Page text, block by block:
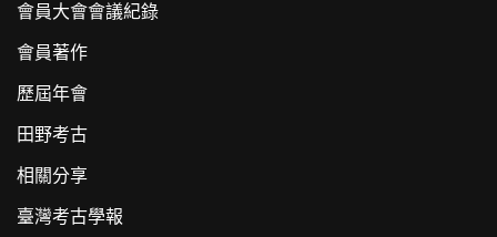
會員大會會議紀錄
會員著作
歷屆年會
田野考古
相關分享
臺灣考古學報